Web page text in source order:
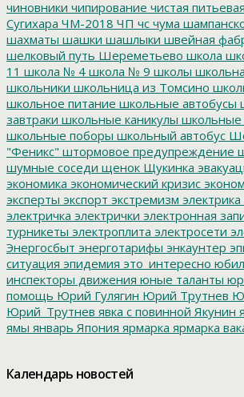
чиновники чипирование чистая
Сугихара ЧМ-2018 ЧП чс чума
шахматы шашки шашлыки швейная
шелковый путь Шереметьево школа
11 школа № 4 школа № 9 школы
школьники школьница из Томсино
школьное питание школьные автобусы
завтраки школьные каникулы школьные
школьные поборы школьный автобус
"Феникс" штормовое предупреждение
шумные соседи щенок Щукинка
экономика экономический кризис
эксперты экспорт экстремизм электрика
электричка электрички электронная
турникеты электроплита электросети
Энергосбыт энерготарифы энкаунтер
ситуация эпидемия это_интересно
инспекторы движения юные таланты
помощь Юрий Гулягин Юрий Трутнев
Юрий_Трутнев явка с повинной Якунин
ямы январь Япония ярмарка ярмарка
Календарь новостей